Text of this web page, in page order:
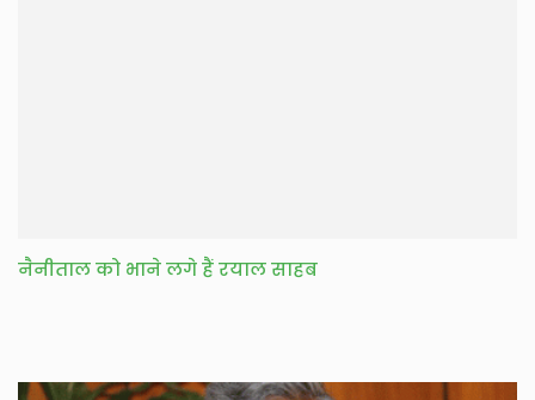
नैनीताल को भाने लगे हैं रयाल साहब